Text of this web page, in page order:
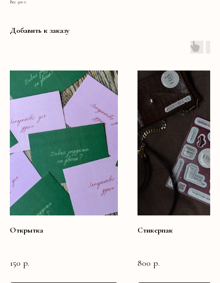
Вес 500 г.
Добавить к заказу
Открытка
150 р.
Стикерпак
800 р.